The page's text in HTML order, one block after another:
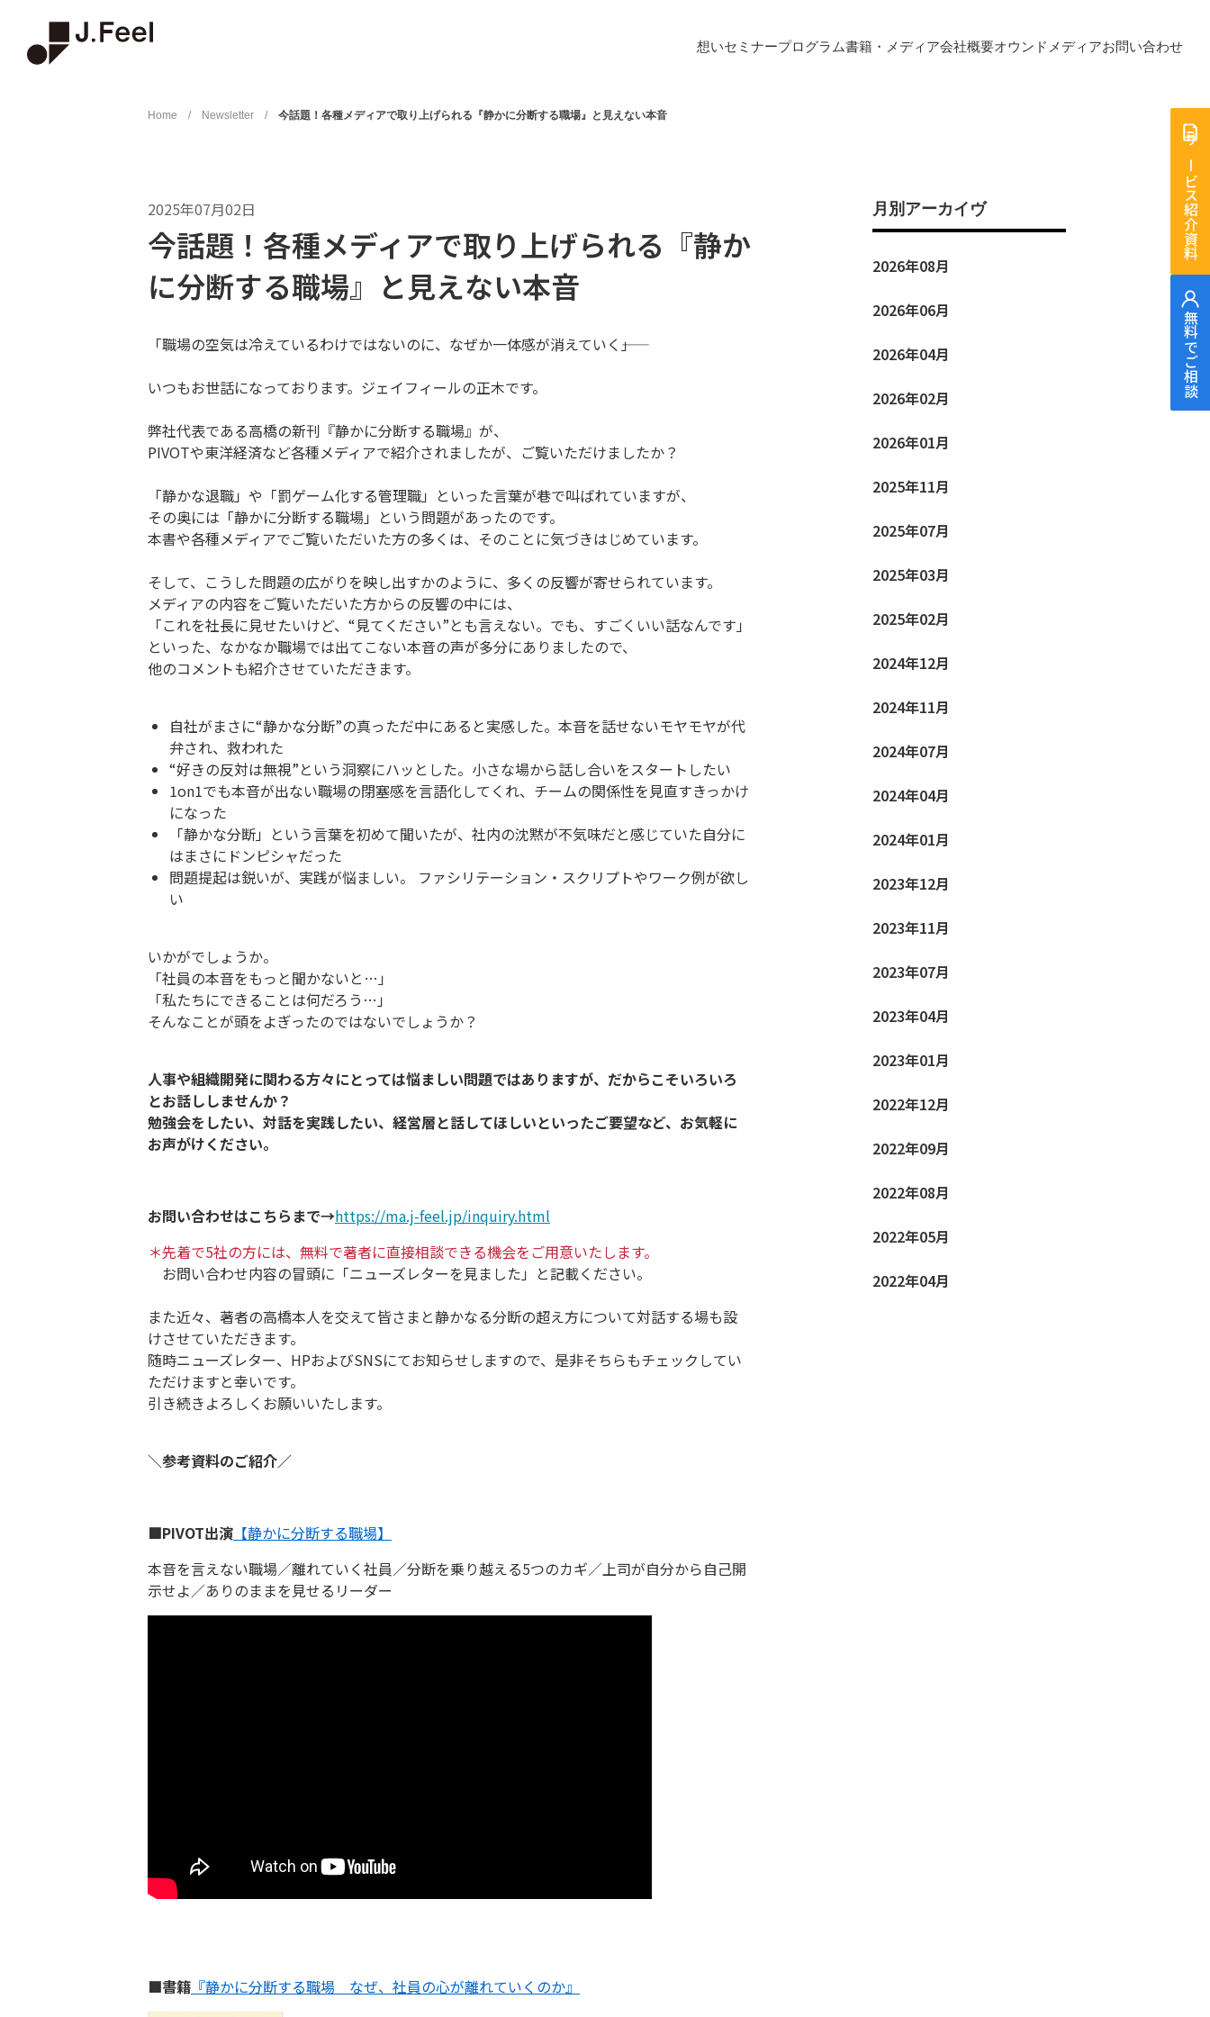
想いセミナープログラム書籍・メディア会社概要オウンドメディアお問い合わせ
サービス紹介資料
無料でご相談
Home / Newsletter / 今話題！各種メディアで取り上げられる『静かに分断する職場』と見えない本音
2025年07月02日
今話題！各種メディアで取り上げられる『静か
に分断する職場』と見えない本音
「職場の空気は冷えているわけではないのに、なぜか一体感が消えていく――」
いつもお世話になっております。ジェイフィールの正木です。
弊社代表である高橋の新刊『静かに分断する職場』が、
PIVOTや東洋経済など各種メディアで紹介されましたが、ご覧いただけましたか？
「静かな退職」や「罰ゲーム化する管理職」といった言葉が巷で叫ばれていますが、
その奥には「静かに分断する職場」という問題があったのです。
本書や各種メディアでご覧いただいた方の多くは、そのことに気づきはじめています。
そして、こうした問題の広がりを映し出すかのように、多くの反響が寄せられています。
メディアの内容をご覧いただいた方からの反響の中には、
「これを社長に見せたいけど、“見てください”とも言えない。でも、すごくいい話なんです」
といった、なかなか職場では出てこない本音の声が多分にありましたので、
他のコメントも紹介させていただきます。
自社がまさに“静かな分断”の真っただ中にあると実感した。本音を話せないモヤモヤが代
弁され、救われた
“好きの反対は無視”という洞察にハッとした。小さな場から話し合いをスタートしたい
1on1でも本音が出ない職場の閉塞感を言語化してくれ、チームの関係性を見直すきっかけ
になった
「静かな分断」という言葉を初めて聞いたが、社内の沈黙が不気味だと感じていた自分に
はまさにドンピシャだった
問題提起は鋭いが、実践が悩ましい。 ファシリテーション・スクリプトやワーク例が欲し
い
いかがでしょうか。
「社員の本音をもっと聞かないと…」
「私たちにできることは何だろう…」
そんなことが頭をよぎったのではないでしょうか？
人事や組織開発に関わる方々にとっては悩ましい問題ではありますが、だからこそいろいろ
とお話ししませんか？
勉強会をしたい、対話を実践したい、経営層と話してほしいといったご要望など、お気軽に
お声がけください。
お問い合わせはこちらまで→https://ma.j-feel.jp/inquiry.html
＊先着で5社の方には、無料で著者に直接相談できる機会をご用意いたします。
お問い合わせ内容の冒頭に「ニューズレターを見ました」と記載ください。
また近々、著者の高橋本人を交えて皆さまと静かなる分断の超え方について対話する場も設
けさせていただきます。
随時ニューズレター、HPおよびSNSにてお知らせしますので、是非そちらもチェックしてい
ただけますと幸いです。
引き続きよろしくお願いいたします。
＼参考資料のご紹介／
■PIVOT出演 【静かに分断する職場】
本音を言えない職場／離れていく社員／分断を乗り越える5つのカギ／上司が自分から自己開
示せよ／ありのままを見せるリーダー
■書籍 『静かに分断する職場 なぜ、社員の心が離れていくのか』
月別アーカイヴ
2026年08月
2026年06月
2026年04月
2026年02月
2026年01月
2025年11月
2025年07月
2025年03月
2025年02月
2024年12月
2024年11月
2024年07月
2024年04月
2024年01月
2023年12月
2023年11月
2023年07月
2023年04月
2023年01月
2022年12月
2022年09月
2022年08月
2022年05月
2022年04月
Newsletter -
ニューズレター